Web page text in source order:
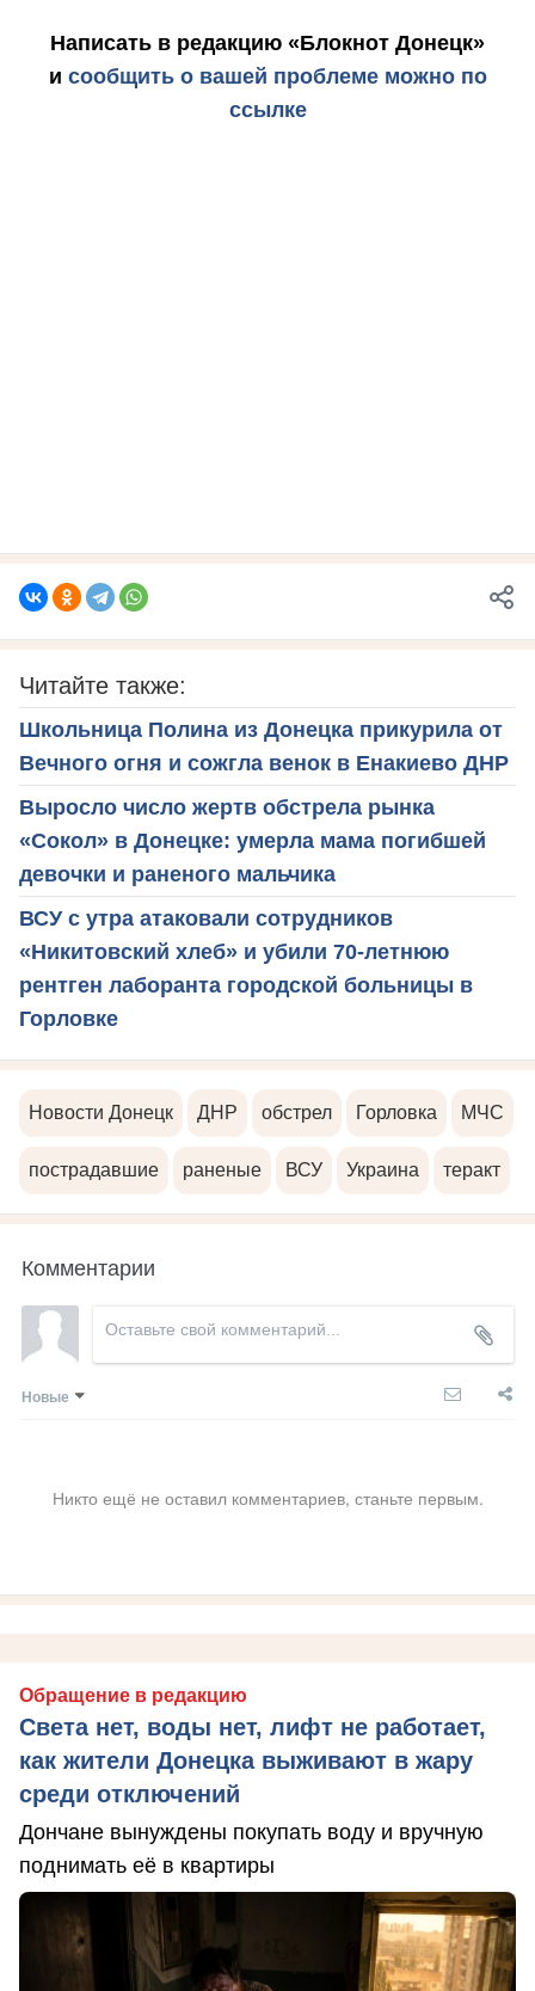
Написать в редакцию «Блокнот Донецк»
и сообщить о вашей проблеме можно по
ссылке
Читайте также:
Школьница Полина из Донецка прикурила от
Вечного огня и сожгла венок в Енакиево ДНР
Выросло число жертв обстрела рынка
«Сокол» в Донецке: умерла мама погибшей
девочки и раненого мальчика
ВСУ с утра атаковали сотрудников
«Никитовский хлеб» и убили 70-летнюю
рентген лаборанта городской больницы в
Горловке
Новости Донецк ДНР обстрел Горловка МЧС
пострадавшие раненые ВСУ Украина теракт
Комментарии
Новые
Никто ещё не оставил комментариев, станьте первым.
Обращение в редакцию
Света нет, воды нет, лифт не работает,
как жители Донецка выживают в жару
среди отключений
Дончане вынуждены покупать воду и вручную
поднимать её в квартиры